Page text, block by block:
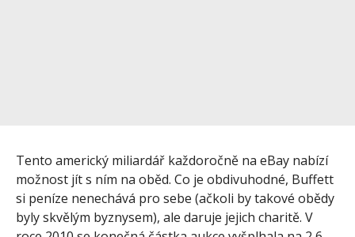
Tento americký miliardář každoročně na eBay nabízí
možnost jít s ním na oběd. Co je obdivuhodné, Buffett
si peníze nenechává pro sebe (ačkoli by takové obědy
byly skvělým byznysem), ale daruje jejich charitě. V